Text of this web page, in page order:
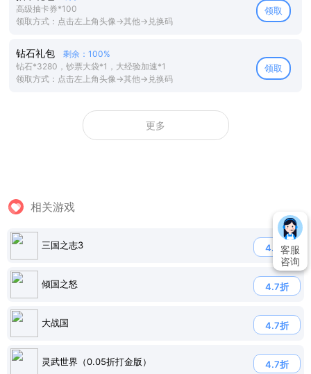
高级抽卡券*100
领取方式：点击左上角头像→其他→兑换码
领取
钻石礼包
剩余：100%
钻石*3280，钞票大袋*1，大经验加速*1
领取方式：点击左上角头像→其他→兑换码
领取
更多
相关游戏
三国之志3 4.5折
倾国之怒 4.7折
大战国 4.7折
灵武世界（0.05折打金版） 4.7折
客服
咨询